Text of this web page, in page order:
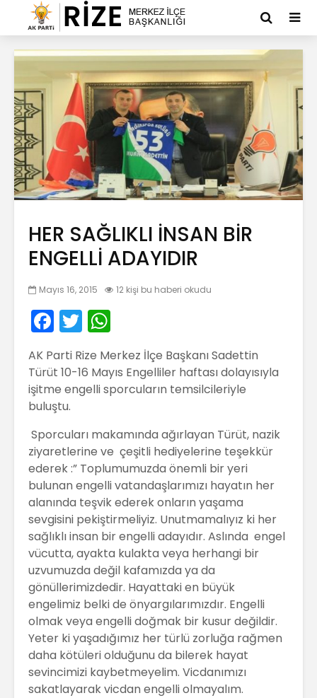
HER SAĞLIKLI İNSAN BİR
ENGELLİ ADAYIDIR
Mayıs 16, 2015 12 kişi bu haberi okudu
F
a
c
e
b
o
o
k
T
w
itt
er
h
a
ts
p
p
AK Parti Rize Merkez İlçe Başkanı Sadettin
Türüt 10-16 Mayıs Engelliler haftası dolayısıyla
işitme engelli sporcuların temsilcileriyle
buluştu.
Sporcuları makamında ağırlayan Türüt, nazik
ziyaretlerine ve çeşitli hediyelerine teşekkür
ederek :” Toplumumuzda önemli bir yeri
bulunan engelli vatandaşlarımızı hayatın her
alanında teşvik ederek onların yaşama
sevgisini pekiştirmeliyiz. Unutmamalıyız ki her
sağlıklı insan bir engelli adayıdır. Aslında engel
vücutta, ayakta kulakta veya herhangi bir
uzvumuzda değil kafamızda ya da
gönüllerimizdedir. Hayattaki en büyük
engelimiz belki de önyargılarımızdır. Engelli
olmak veya engelli doğmak bir kusur değildir.
Yeter ki yaşadığımız her türlü zorluğa rağmen
daha kötüleri olduğunu da bilerek hayat
sevincimizi kaybetmeyelim. Vicdanımızı
sakatlayarak vicdan engelli olmayalım.